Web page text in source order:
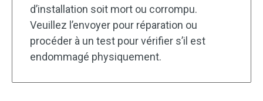
d’installation soit mort ou corrompu.
Veuillez l’envoyer pour réparation ou
procéder à un test pour vérifier s’il est
endommagé physiquement.